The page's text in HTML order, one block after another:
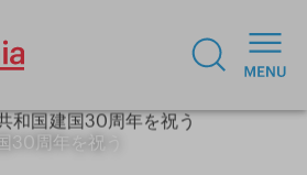
30周年を祝う